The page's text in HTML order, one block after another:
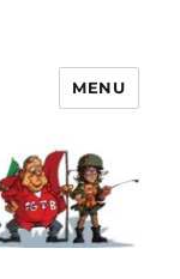
MENU